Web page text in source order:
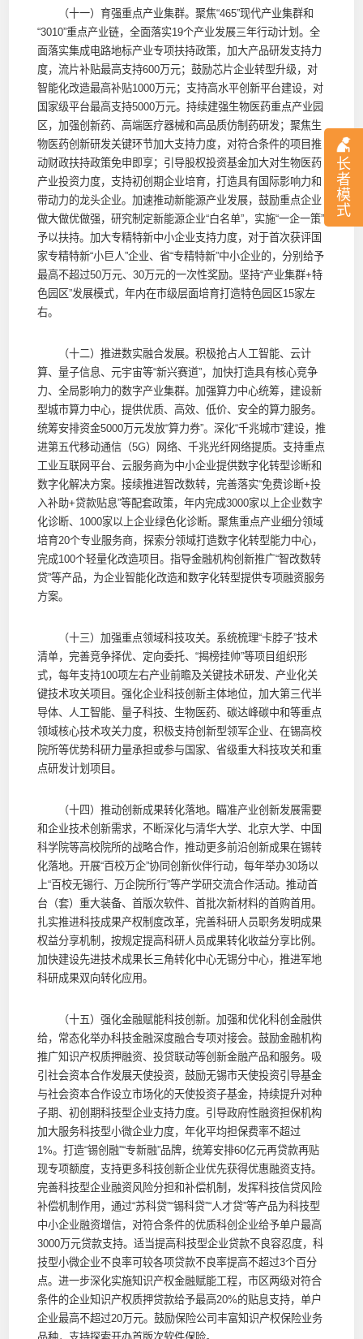
长
者
模
式
（十一）育强重点产业集群。聚焦“465”现代产业集群和
“3010”重点产业链，全面落实19个产业发展三年行动计划。全
面落实集成电路地标产业专项扶持政策，加大产品研发支持力
度，流片补贴最高支持600万元；鼓励芯片企业转型升级，对
智能化改造最高补贴1000万元；支持高水平创新平台建设，对
国家级平台最高支持5000万元。持续建强生物医药重点产业园
区，加强创新药、高端医疗器械和高品质仿制药研发；聚焦生
物医药创新研发关键环节加大支持力度，对符合条件的项目推
动财政扶持政策免申即享；引导股权投资基金加大对生物医药
产业投资力度，支持初创期企业培育，打造具有国际影响力和
带动力的龙头企业。加速推动新能源产业发展，鼓励重点企业
做大做优做强，研究制定新能源企业“白名单”，实施“一企一策”
予以扶持。加大专精特新中小企业支持力度，对于首次获评国
家专精特新“小巨人”企业、省“专精特新”中小企业的，分别给予
最高不超过50万元、30万元的一次性奖励。坚持“产业集群+特
色园区”发展模式，年内在市级层面培育打造特色园区15家左
右。
（十二）推进数实融合发展。积极抢占人工智能、云计
算、量子信息、元宇宙等“新兴赛道”，加快打造具有核心竞争
力、全局影响力的数字产业集群。加强算力中心统筹，建设新
型城市算力中心，提供优质、高效、低价、安全的算力服务。
统筹安排资金5000万元发放“算力券”。深化“千兆城市”建设，推
进第五代移动通信（5G）网络、千兆光纤网络提质。支持重点
工业互联网平台、云服务商为中小企业提供数字化转型诊断和
数字化解决方案。接续推进智改数转，完善落实“免费诊断+投
入补助+贷款贴息”等配套政策，年内完成3000家以上企业数字
化诊断、1000家以上企业绿色化诊断。聚焦重点产业细分领域
培育20个专业服务商，探索分领域打造数字化转型能力中心，
完成100个轻量化改造项目。指导金融机构创新推广“智改数转
贷”等产品，为企业智能化改造和数字化转型提供专项融资服务
方案。
（十三）加强重点领域科技攻关。系统梳理“卡脖子”技术
清单，完善竞争择优、定向委托、“揭榜挂帅”等项目组织形
式，每年支持100项左右产业前瞻及关键技术研发、产业化关
键技术攻关项目。强化企业科技创新主体地位，加大第三代半
导体、人工智能、量子科技、生物医药、碳达峰碳中和等重点
领域核心技术攻关力度，积极支持创新型领军企业、在锡高校
院所等优势科研力量承担或参与国家、省级重大科技攻关和重
点研发计划项目。
（十四）推动创新成果转化落地。瞄准产业创新发展需要
和企业技术创新需求，不断深化与清华大学、北京大学、中国
科学院等高校院所的战略合作，推动更多前沿创新成果在锡转
化落地。开展“百校万企”协同创新伙伴行动，每年举办30场以
上“百校无锡行、万企院所行”等产学研交流合作活动。推动首
台（套）重大装备、首版次软件、首批次新材料的首购首用。
扎实推进科技成果产权制度改革，完善科研人员职务发明成果
权益分享机制，按规定提高科研人员成果转化收益分享比例。
加快建设先进技术成果长三角转化中心无锡分中心，推进军地
科研成果双向转化应用。
（十五）强化金融赋能科技创新。加强和优化科创金融供
给，常态化举办科技金融深度融合专项对接会。鼓励金融机构
推广知识产权质押融资、投贷联动等创新金融产品和服务。吸
引社会资本合作发展天使投资，鼓励无锡市天使投资引导基金
与社会资本合作设立市场化的天使投资子基金，持续提升对种
子期、初创期科技型企业支持力度。引导政府性融资担保机构
加大服务科技型小微企业力度，年化平均担保费率不超过
1%。打造“锡创融”“专新融”品牌，统筹安排60亿元再贷款再贴
现专项额度，支持更多科技创新企业优先获得优惠融资支持。
完善科技型企业融资风险分担和补偿机制，发挥科技信贷风险
补偿机制作用，通过“苏科贷”“锡科贷”“人才贷”等产品为科技型
中小企业融资增信，对符合条件的优质科创企业给予单户最高
3000万元贷款支持。适当提高科技型企业贷款不良容忍度，科
技型小微企业不良率可较各项贷款不良率提高不超过3个百分
点。进一步深化实施知识产权金融赋能工程，市区两级对符合
条件的企业知识产权质押贷款给予最高20%的贴息支持，单户
企业最高不超过20万元。鼓励保险公司丰富知识产权保险业务